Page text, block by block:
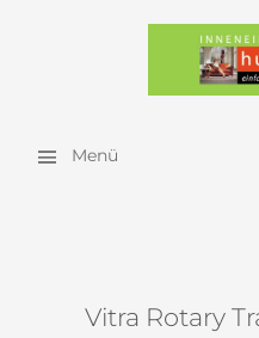
Menü
Vitra Rotary